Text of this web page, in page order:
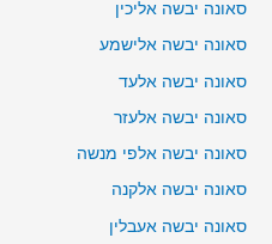
סאונה יבשה אליכין
סאונה יבשה אלישמע
סאונה יבשה אלעד
סאונה יבשה אלעזר
סאונה יבשה אלפי מנשה
סאונה יבשה אלקנה
סאונה יבשה אעבלין